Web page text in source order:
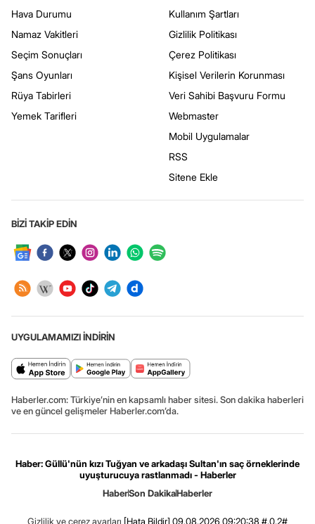
Hava Durumu
Namaz Vakitleri
Seçim Sonuçları
Şans Oyunları
Rüya Tabirleri
Yemek Tarifleri
Kullanım Şartları
Gizlilik Politikası
Çerez Politikası
Kişisel Verilerin Korunması
Veri Sahibi Başvuru Formu
Webmaster
Mobil Uygulamalar
RSS
Sitene Ekle
BİZİ TAKİP EDİN
UYGULAMAMIZI İNDİRİN
Haberler.com: Türkiye’nin en kapsamlı haber sitesi. Son dakika haberleri
ve en güncel gelişmeler Haberler.com’da.
Haber: Güllü'nün kızı Tuğyan ve arkadaşı Sultan'ın saç örneklerinde
uyuşturucuya rastlanmadı - Haberler
HaberSon DakikaHaberler
Gizlilik ve çerez ayarları [Hata Bildir] 09.08.2026 09:20:38 #.0.2#